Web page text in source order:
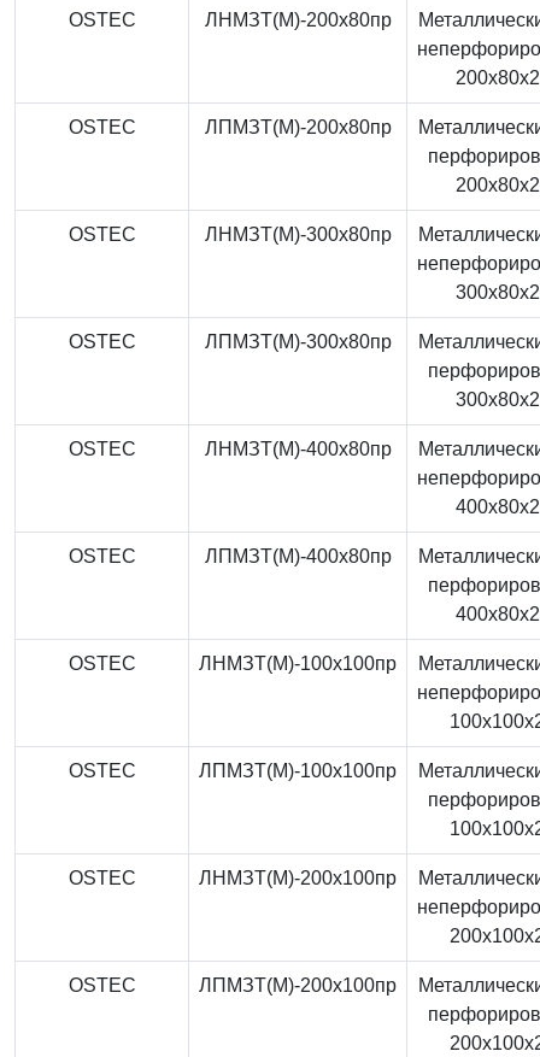
OSTEC ЛНМЗТ(М)-200x80пр
OSTEC ЛПМЗТ(М)-200x80пр
OSTEC ЛНМЗТ(М)-300x80пр
OSTEC ЛПМЗТ(М)-300x80пр
OSTEC ЛНМЗТ(М)-400x80пр
OSTEC ЛПМЗТ(М)-400x80пр
OSTEC ЛНМЗТ(М)-100x100пр
OSTEC ЛПМЗТ(М)-100x100пр
OSTEC ЛНМЗТ(М)-200x100пр
OSTEC ЛПМЗТ(М)-200x100пр